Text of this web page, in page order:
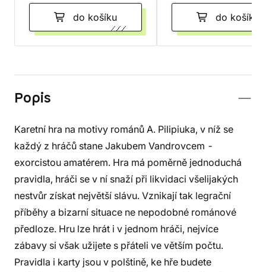
do košíku do košíku
Popis
Karetní hra na motivy románů A. Pilipiuka, v níž se
každý z hráčů stane Jakubem Vandrovcem -
exorcistou amatérem. Hra má poměrně jednoduchá
pravidla, hráči se v ní snaží při likvidaci všelijakých
nestvůr získat největší slávu. Vznikají tak legrační
příběhy a bizarní situace ne nepodobné románové
předloze. Hru lze hrát i v jednom hráči, nejvíce
zábavy si však užijete s přáteli ve větším počtu.
Pravidla i karty jsou v polštině, ke hře budete